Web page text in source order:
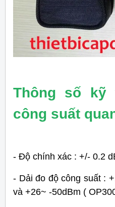
Thông số kỹ
công suất
- Độ chính xác : +/- 0.2
- Dải đo độ công suất :
và +26~ -50dBm (